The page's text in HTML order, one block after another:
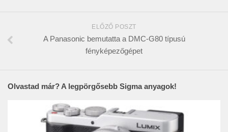
ELŐZŐ POSZT
A Panasonic bemutatta a DMC-G80 típusú
fényképezőgépet
Olvastad már? A legpörgősebb Sigma anyagok!